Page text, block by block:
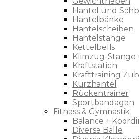
Hantel und
Hantelbänke
Hantelscheiben
Hantelstange
Kettelbells
Klimzug-Stange
Kraftstation
Krafttraining
Kurzhantel
Rückentrainer
Sportbandagen
Fitness & Gymnastik
Balance +
Diverse Bälle